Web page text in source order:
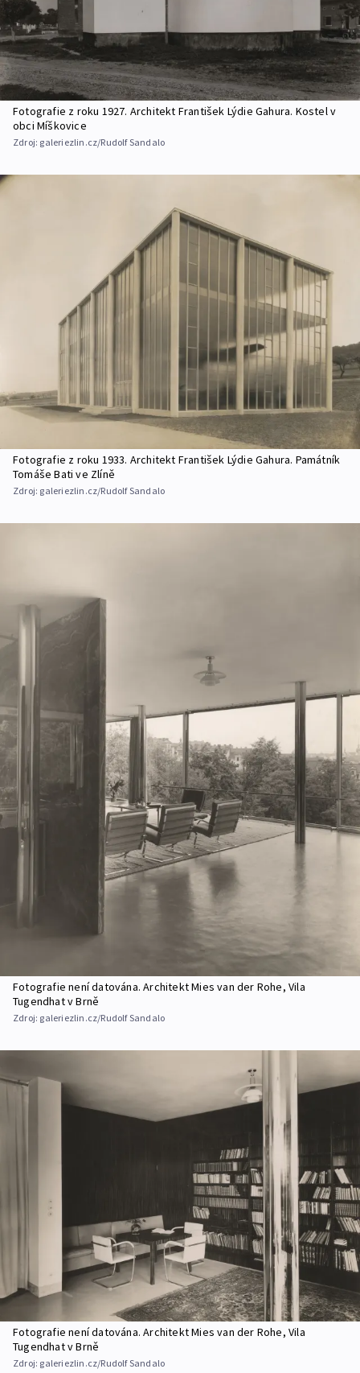
Fotografie z roku 1927. Architekt František Lýdie Gahura. Kostel v
obci Míškovice
Zdroj: galeriezlin.cz/Rudolf Sandalo
Fotografie z roku 1933. Architekt František Lýdie Gahura. Památník
Tomáše Bati ve Zlíně
Zdroj: galeriezlin.cz/Rudolf Sandalo
Fotografie není datována. Architekt Mies van der Rohe, Vila
Tugendhat v Brně
Zdroj: galeriezlin.cz/Rudolf Sandalo
Fotografie není datována. Architekt Mies van der Rohe, Vila
Tugendhat v Brně
Zdroj: galeriezlin.cz/Rudolf Sandalo